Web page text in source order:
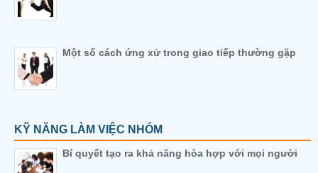
Một số cách ứng xử trong giao tiếp thường gặp
KỸ NĂNG LÀM VIỆC NHÓM
Bí quyết tạo ra khả năng hòa hợp với mọi người